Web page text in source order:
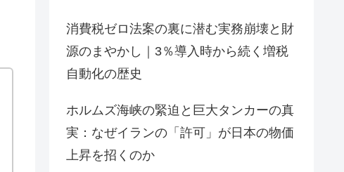
消費税ゼロ法案の裏に潜む実務崩壊と財
源のまやかし｜3％導入時から続く増税
自動化の歴史
ホルムズ海峡の緊迫と巨大タンカーの真
実：なぜイランの「許可」が日本の物価
上昇を招くのか